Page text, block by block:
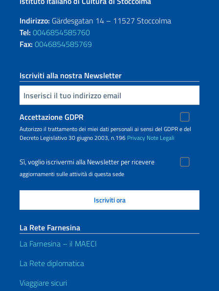
Indirizzo: Gärdesgatan 14 – 11527 Stoccolma
Tel: 0046854585760
Fax: 0046854585769
Iscriviti alla nostra Newsletter
Inserisci la tua email
Accettazione GDPR
Autorizzo il trattamento dei miei dati personali ai sensi del GDPR e del
Decreto Legislativo 30 giugno 2003, n.196 Privacy Note Legali
Sì, voglio iscrivermi alla Newsletter per ricevere
aggiornamenti sulle attività di questa sede
La Rete Farnesina
La Farnesina – il MAECI
La Rete diplomatica
Viaggiare sicuri